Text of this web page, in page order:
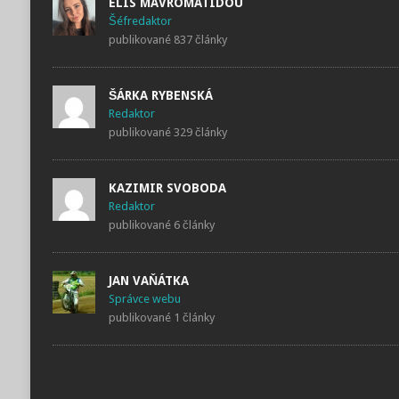
publikované 837 články
ŠÁRKA RYBENSKÁ
publikované 329 články
KAZIMIR SVOBODA
publikované 6 články
JAN VAŇÁTKA
publikované 1 články